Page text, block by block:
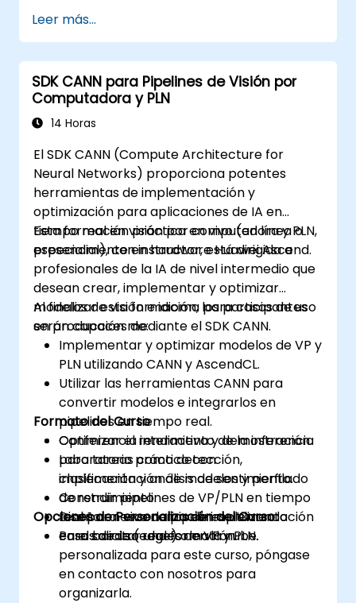
Leer más...
SDK CANN para Pipelines de Visión por
Computadora y PLN
14 Horas
El SDK CANN (Compute Architecture for
Neural Networks) proporciona potentes
herramientas de implementación y
optimización para aplicaciones de IA en
tiempo real en visión por computadora y PLN,
especialmente en hardware Huawei Ascend.
Esta formación práctica en vivo (en línea o
presencial), con instructor, está dirigida a
profesionales de la IA de nivel intermedio que
desean crear, implementar y optimizar
modelos de visión e idioma para casos de uso
en producción mediante el SDK CANN.
Al finalizar esta formación, los participantes
serán capaces de:
Implementar y optimizar modelos de VP y
PLN utilizando CANN y AscendCL.
Utilizar las herramientas CANN para
convertir modelos e integrarlos en
pipelines en tiempo real.
Optimizar el rendimiento de la inferencia
para tareas como detección,
clasificación y análisis de sentimiento.
Construir pipelines de VP/PLN en tiempo
real para escenarios de implementación
en el borde (edge) o en la nube.
Formato del Curso
Conferencia interactiva y demostración.
Laboratorio práctico con
implementación de modelos y perfilado
de rendimiento.
Diseño en vivo de pipelines utilizando
casos de uso reales de VP y PLN.
Opciones de Personalización del Curso
Para solicitar una formación
personalizada para este curso, póngase
en contacto con nosotros para
organizarla.